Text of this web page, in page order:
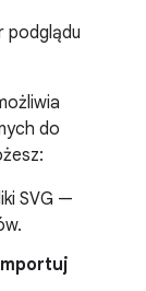
podglądu
do
SVG —